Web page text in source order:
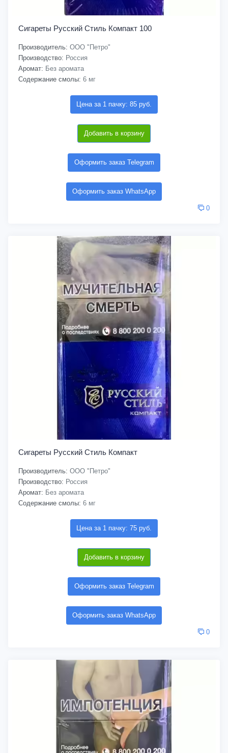
Сигареты Русский Стиль Компакт 100
Производитель: ООО "Петро"
Производство: Россия
Аромат: Без аромата
Содержание смолы: 6 мг
Цена за 1 пачку: 85 руб.
Добавить в корзину
Оформить заказ Telegram
Оформить заказ WhatsApp
0
Сигареты Русский Стиль Компакт
Производитель: ООО "Петро"
Производство: Россия
Аромат: Без аромата
Содержание смолы: 6 мг
Цена за 1 пачку: 75 руб.
Добавить в корзину
Оформить заказ Telegram
Оформить заказ WhatsApp
0